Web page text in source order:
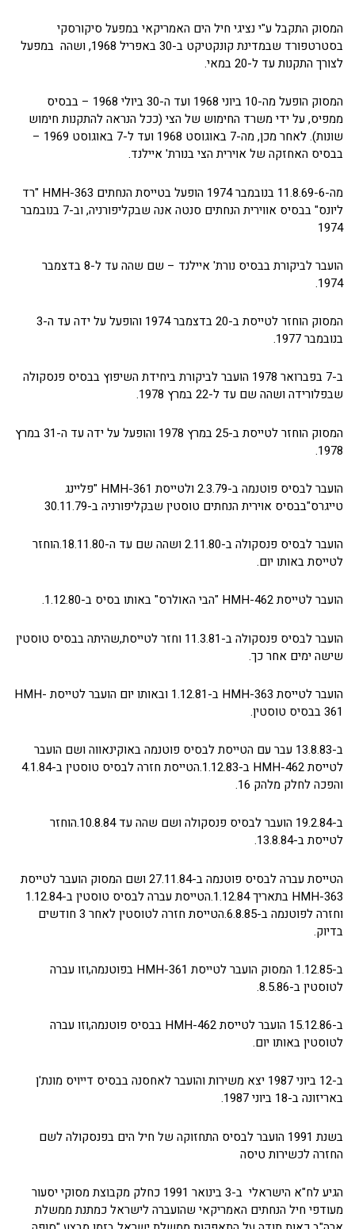
המסוק התקבל ע"י נציגי חיל הים האמריקאי במפעל סיקורסקי
בסטרטפורד שבמדינת קונקטיקט ב-30 באפריל 1968, ושהה במפעל
לצורך התקנות עד ל-20 במאי.
המסוק הופעל מה-10 ביוני 1968 ועד ה-30 ביולי 1968 – בבסיס
ממפיס, על ידי משרד החימוש של הצי (ככל הנראה להתקנות חימוש
שונות). לאחר מכן, מה-7 באוגוסט 1968 ועד ל-7 באוגוסט 1969 –
בבסיס האחזקה של אוירית הצי בנורת' איילנד.
מה-11.8.69-6 בנובמבר 1974 הופעל בטייסת הנחתים HMH-363 "רד
ליונס" בבסיס אווירית הנחתים סנטה אנה שבקליפורניה, וב-7 בנובמבר
1974
הועבר לביקורת בבסיס נורת' איילנד – שם שהה עד ל-8 בדצמבר
1974.
המסוק הוחזר לטייסת ב-20 בדצמבר 1974 והופעל על ידה עד ה-3
בנובמבר 1977.
ב-7 בפברואר 1978 הועבר לביקורת ביחידת השיפוץ בבסיס פנסקולה
שבפלורידה ושהה שם עד ל-22 במרץ 1978.
המסוק הוחזר לטייסת ב-25 במרץ 1978 והופעל על ידה עד ה-31 במרץ
1978.
הועבר לבסיס פוטנמה ב-2.3.79 ולטייסת HMH-361 "פליינג
טייגרס"בבסיס אוירית הנחתים טוסטין שבקליפורניה ב-30.11.79
הועבר לבסיס פנסקולה ב-2.11.80 ושהה שם עד ה-18.11.80.הוחזר
לטייסת באותו יום.
הועבר לטייסת HMH-462 "הבי האולרס" באותו בסיס ב-1.12.80.
הועבר לבסיס פנסקולה ב-11.3.81 וחזר לטייסת,שהיתה בבסיס טוסטין
שישה ימים אחר כך.
הועבר לטייסת HMH-363 ב-1.12.81 ובאותו יום הועבר לטייסת HMH-
361 בבסיס טוסטין.
ב-13.8.83 עבר עם הטייסת לבסיס פוטנמה באוקינאווה ושם הועבר
לטייסת HMH-462 ב-1.12.83.הטייסת חזרה לבסיס טוסטין ב-4.1.84
והפכה לחלק מלהק 16.
ב-19.2.84 הועבר לבסיס פנסקולה ושם שהה עד 10.8.84.הוחזר
לטייסת ב-13.8.84.
הטייסת עברה לבסיס פוטנמה ב-27.11.84 ושם המסוק הועבר לטייסת
HMH-363 בתאריך 1.12.84.הטייסת עברה לבסיס טוסטין ב-1.12.84
וחזרה לפוטנמה ב-6.8.85.הטייסת חזרה לטוסטין לאחר 3 חודשים
בדיוק.
ב-1.12.85 המסוק הועבר לטייסת HMH-361 בפוטנמה,וזו עברה
לטוסטין ב-8.5.86.
ב-15.12.86 הועבר לטייסת HMH-462 בבסיס פוטנמה,וזו עברה
לטוסטין באותו יום.
ב-12 ביוני 1987 יצא משירות והועבר לאחסנה בבסיס דייויס מונת'ן
באריזונה ב-18 ביוני 1987.
בשנת 1991 הועבר לבסיס התחזוקה של חיל הים בפנסקולה לשם
החזרה לכשירות טיסה
הגיע לח"א הישראלי ב-3 בינואר 1991 כחלק מקבוצת מסוקי יסעור
מעודפי חיל הנחתים האמריקאי שהועברה לישראל כמתנת ממשלת